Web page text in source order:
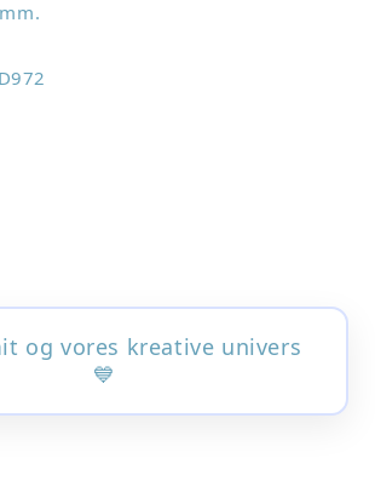
.
og vores kreative univers
💙